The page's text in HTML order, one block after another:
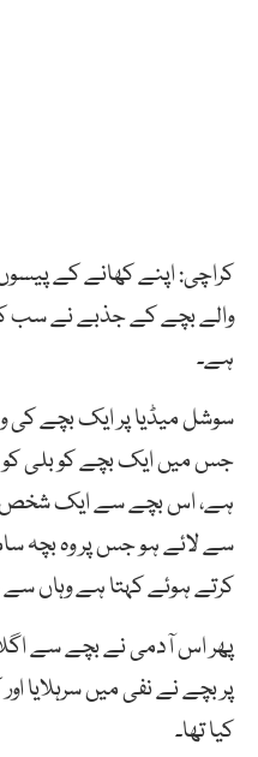
کراچی: اپنے کھانے کے
والے بچے کے جذبے نے سب کو
ہے۔
سوشل میڈیا پر ایک بچے کی
جس میں ایک بچے کو بلی کو
ہے، اس بچے سے ایک شخص
سے لائے ہو جس پر وہ بچہ
کرتے ہوئے کہتا ہے وہاں سے
پھر اس آدمی نے بچے سے
پر بچے نے نفی میں سرہلایا
کیا تھا۔